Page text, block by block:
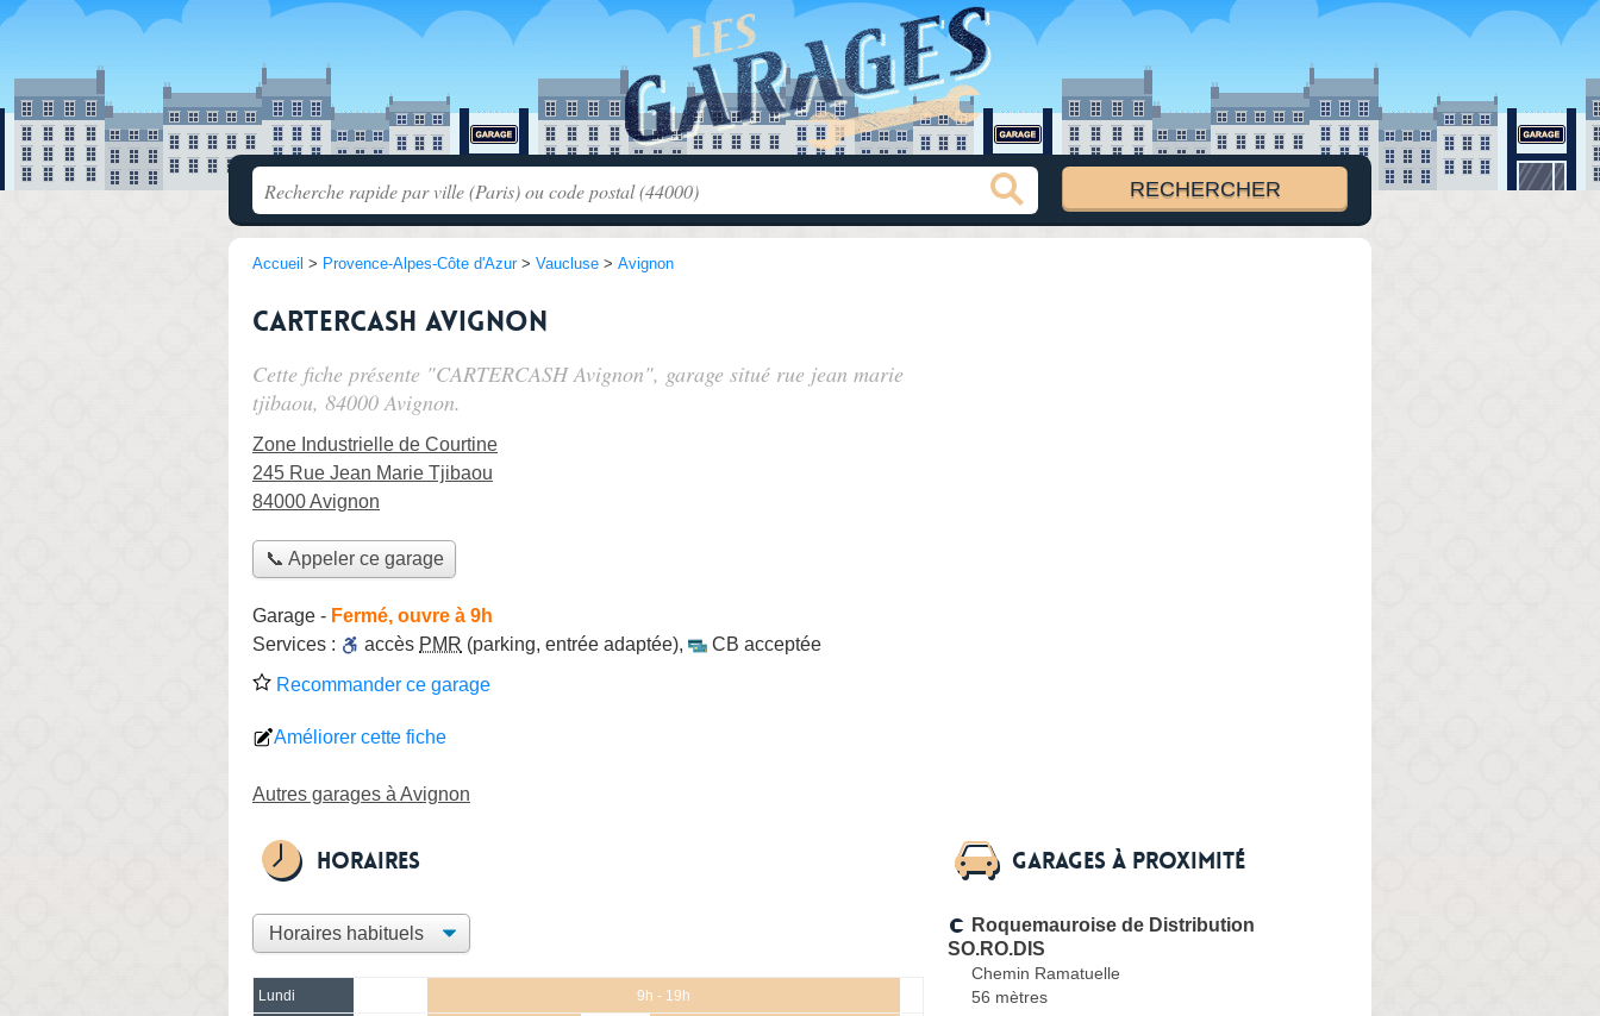
Accueil > Provence-Alpes-Côte d'Azur> Vaucluse > Avignon
CARTERCASH Avignon
Cette fiche présente "CARTERCASH Avignon", garage situé rue jean marie
tjibaou, 84000 Avignon.
Zone Industrielle de Courtine
245 Rue Jean Marie Tjibaou
84000 Avignon
📞 Appeler ce garage
Garage - Fermé, ouvre à 9h
Services :
accès PMR (parking, entrée adaptée),
CB acceptée
Recommander ce garage
Améliorer cette fiche
Autres garages à Avignon
Horaires
Lundi 9h - 19h
Garages à proximité
Roquemauroise de Distribution
SO.RO.DIS
Chemin Ramatuelle
56 mètres